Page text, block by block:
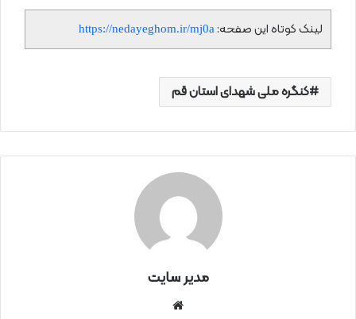
لینک کوتاه این صفحه: https://nedayeghom.ir/mj0a
کنگره ملی شهدای استان قم
مدیر سایت